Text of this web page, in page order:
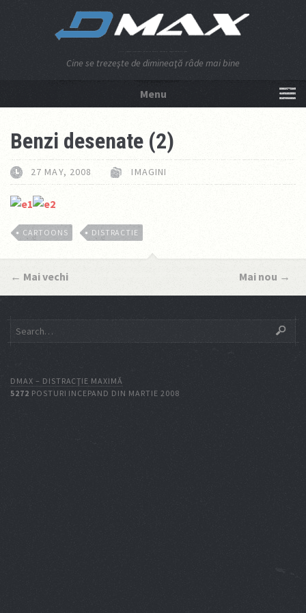
Cine se trezeşte de dimineaţă râde mai bine
Menu
Benzi desenate (2)
27 MAY, 2008 IMAGINI
CARTOONS DISTRACTIE
← Mai vechi Mai nou →
DMAX – DISTRACŢIE MAXIMĂ
5272 POSTURI INCEPAND DIN MARTIE 2008